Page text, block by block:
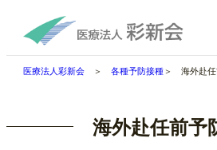
医療法人彩新会 ＞各種予防接種＞ 海外赴任
海外赴任前予